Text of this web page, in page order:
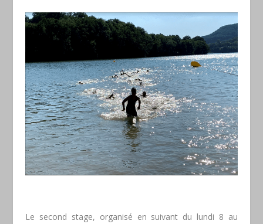
Le second stage, organisé en suivant du lundi 8 au